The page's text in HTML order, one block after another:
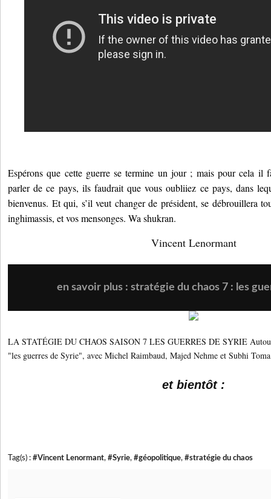
Espérons que cette guerre se termine un jour ; mais pour cela il
parler de ce pays, ils faudrait que vous oubliiez ce pays, dans
bienvenus. Et qui, s’il veut changer de président, se débrouillera
inghimassis, et vos mensonges. Wa shukran.
Vincent Lenormant
en savoir plus : stratégie du chaos 7 : les
LA STATÉGIE DU CHAOS SAISON 7 LES GUERRES DE SYRIE
"les guerres de Syrie", avec Michel Raimbaud, Majed Nehme et Subhi Toma
et bientôt :
Tag(s) : #Vincent Lenormant, #Syrie, #géopolitique, #stratégie du chaos